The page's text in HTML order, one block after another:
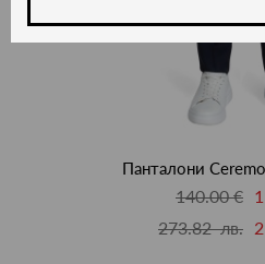
Панталони
140.00 €
273.82 лв.